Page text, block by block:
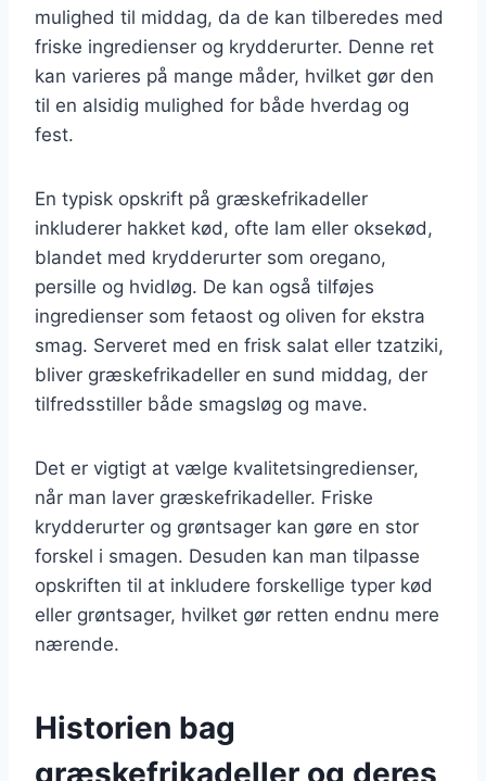
mulighed til middag, da de kan tilberedes med
friske ingredienser og krydderurter. Denne ret
kan varieres på mange måder, hvilket gør den
til en alsidig mulighed for både hverdag og
fest.
En typisk opskrift på græskefrikadeller
inkluderer hakket kød, ofte lam eller oksekød,
blandet med krydderurter som oregano,
persille og hvidløg. De kan også tilføjes
ingredienser som fetaost og oliven for ekstra
smag. Serveret med en frisk salat eller tzatziki,
bliver græskefrikadeller en sund middag, der
tilfredsstiller både smagsløg og mave.
Det er vigtigt at vælge kvalitetsingredienser,
når man laver græskefrikadeller. Friske
krydderurter og grøntsager kan gøre en stor
forskel i smagen. Desuden kan man tilpasse
opskriften til at inkludere forskellige typer kød
eller grøntsager, hvilket gør retten endnu mere
nærende.
Historien bag
græskefrikadeller og deres